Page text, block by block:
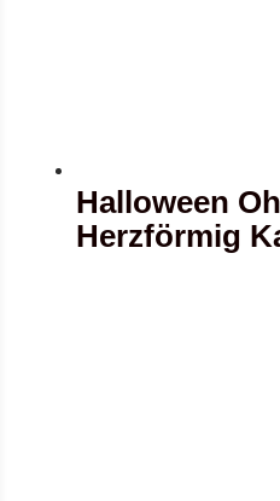
Halloween
Herzförmig